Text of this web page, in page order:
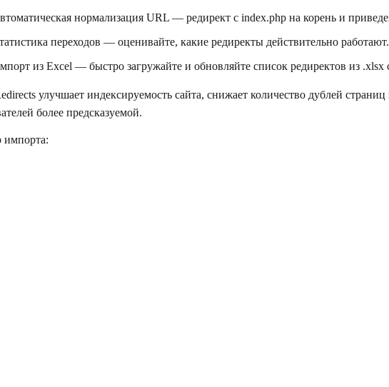
нормализация URL — редирект с index.php на корень и
переходов — оценивайте, какие редиректы действительно работают.
из Excel — быстро загружайте и обновляйте список редиректов из .xlsx
улучшает индексируемость сайта, снижает количество дублей
более предсказуемой.